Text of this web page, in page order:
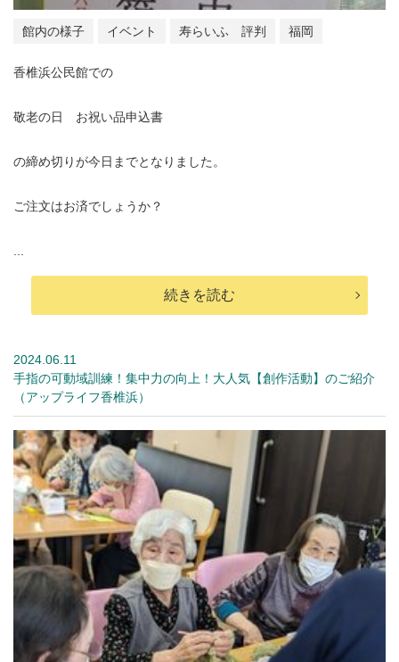
館内の様子 イベント 寿らいふ 評判 福岡
香椎浜公民館での
敬老の日 お祝い品申込書
の締め切りが今日までとなりました。
ご注文はお済でしょうか？
続きを読む
2024.06.11
手指の可動域訓練！集中力の向上！大人気【創作活動】のご紹介
（アップライフ香椎浜）